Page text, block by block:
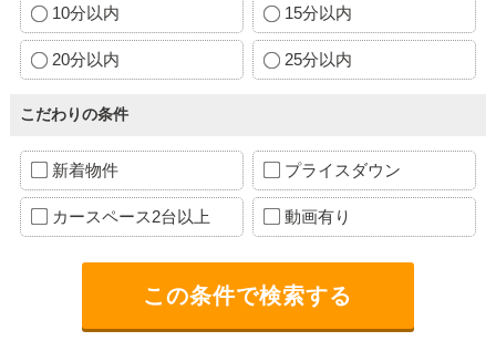
10分以内 15分以内
20分以内 25分以内
こだわりの条件
新着物件 プライスダウン
カースペース2台以上 動画有り